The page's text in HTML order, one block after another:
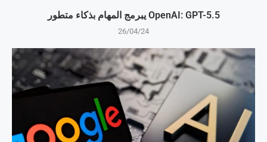
OpenAI: GPT-5.5 يبرمج المهام بذكاء متطور
26/04/24